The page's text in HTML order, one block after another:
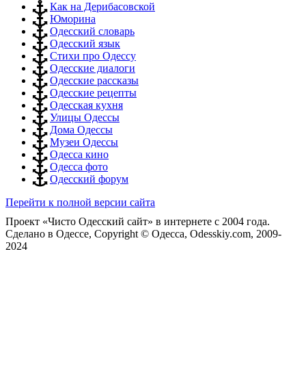
Как на Дерибасовской
Юморина
Одесский словарь
Одесский язык
Стихи про Одессу
Одесские диалоги
Одесские рассказы
Одесские рецепты
Одесская кухня
Улицы Одессы
Дома Одессы
Музеи Одессы
Одесса кино
Одесса фото
Одесский форум
Перейти к полной версии сайта
Проект «Чисто Одесский сайт» в интернете с 2004 года.
Сделано в Одессе, Copyright © Одесса, Odesskiy.com, 2009-
2024